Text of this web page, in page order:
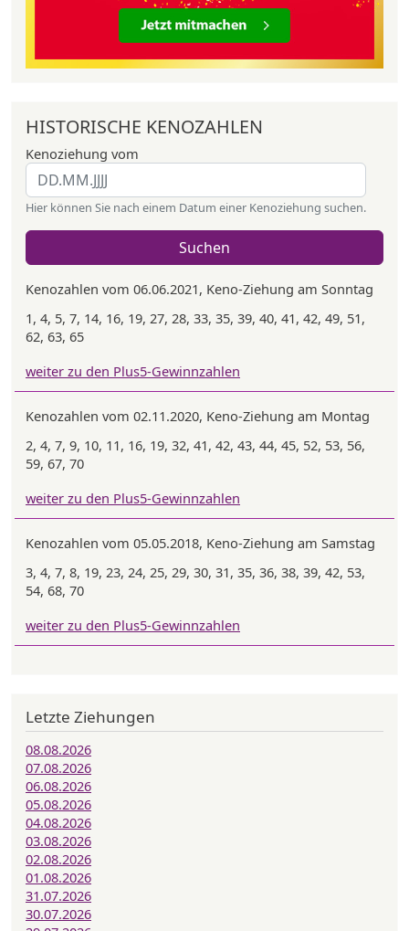
HISTORISCHE KENOZAHLEN
Kenoziehung vom
Hier können Sie nach einem Datum einer Kenoziehung suchen.
Suchen
Kenozahlen vom 06.06.2021, Keno-Ziehung am Sonntag
1, 4, 5, 7, 14, 16, 19, 27, 28, 33, 35, 39, 40, 41, 42, 49, 51,
62, 63, 65
weiter zu den Plus5-Gewinnzahlen
Kenozahlen vom 02.11.2020, Keno-Ziehung am Montag
2, 4, 7, 9, 10, 11, 16, 19, 32, 41, 42, 43, 44, 45, 52, 53, 56,
59, 67, 70
weiter zu den Plus5-Gewinnzahlen
Kenozahlen vom 05.05.2018, Keno-Ziehung am Samstag
3, 4, 7, 8, 19, 23, 24, 25, 29, 30, 31, 35, 36, 38, 39, 42, 53,
54, 68, 70
weiter zu den Plus5-Gewinnzahlen
Letzte Ziehungen
08.08.2026
07.08.2026
06.08.2026
05.08.2026
04.08.2026
03.08.2026
02.08.2026
01.08.2026
31.07.2026
30.07.2026